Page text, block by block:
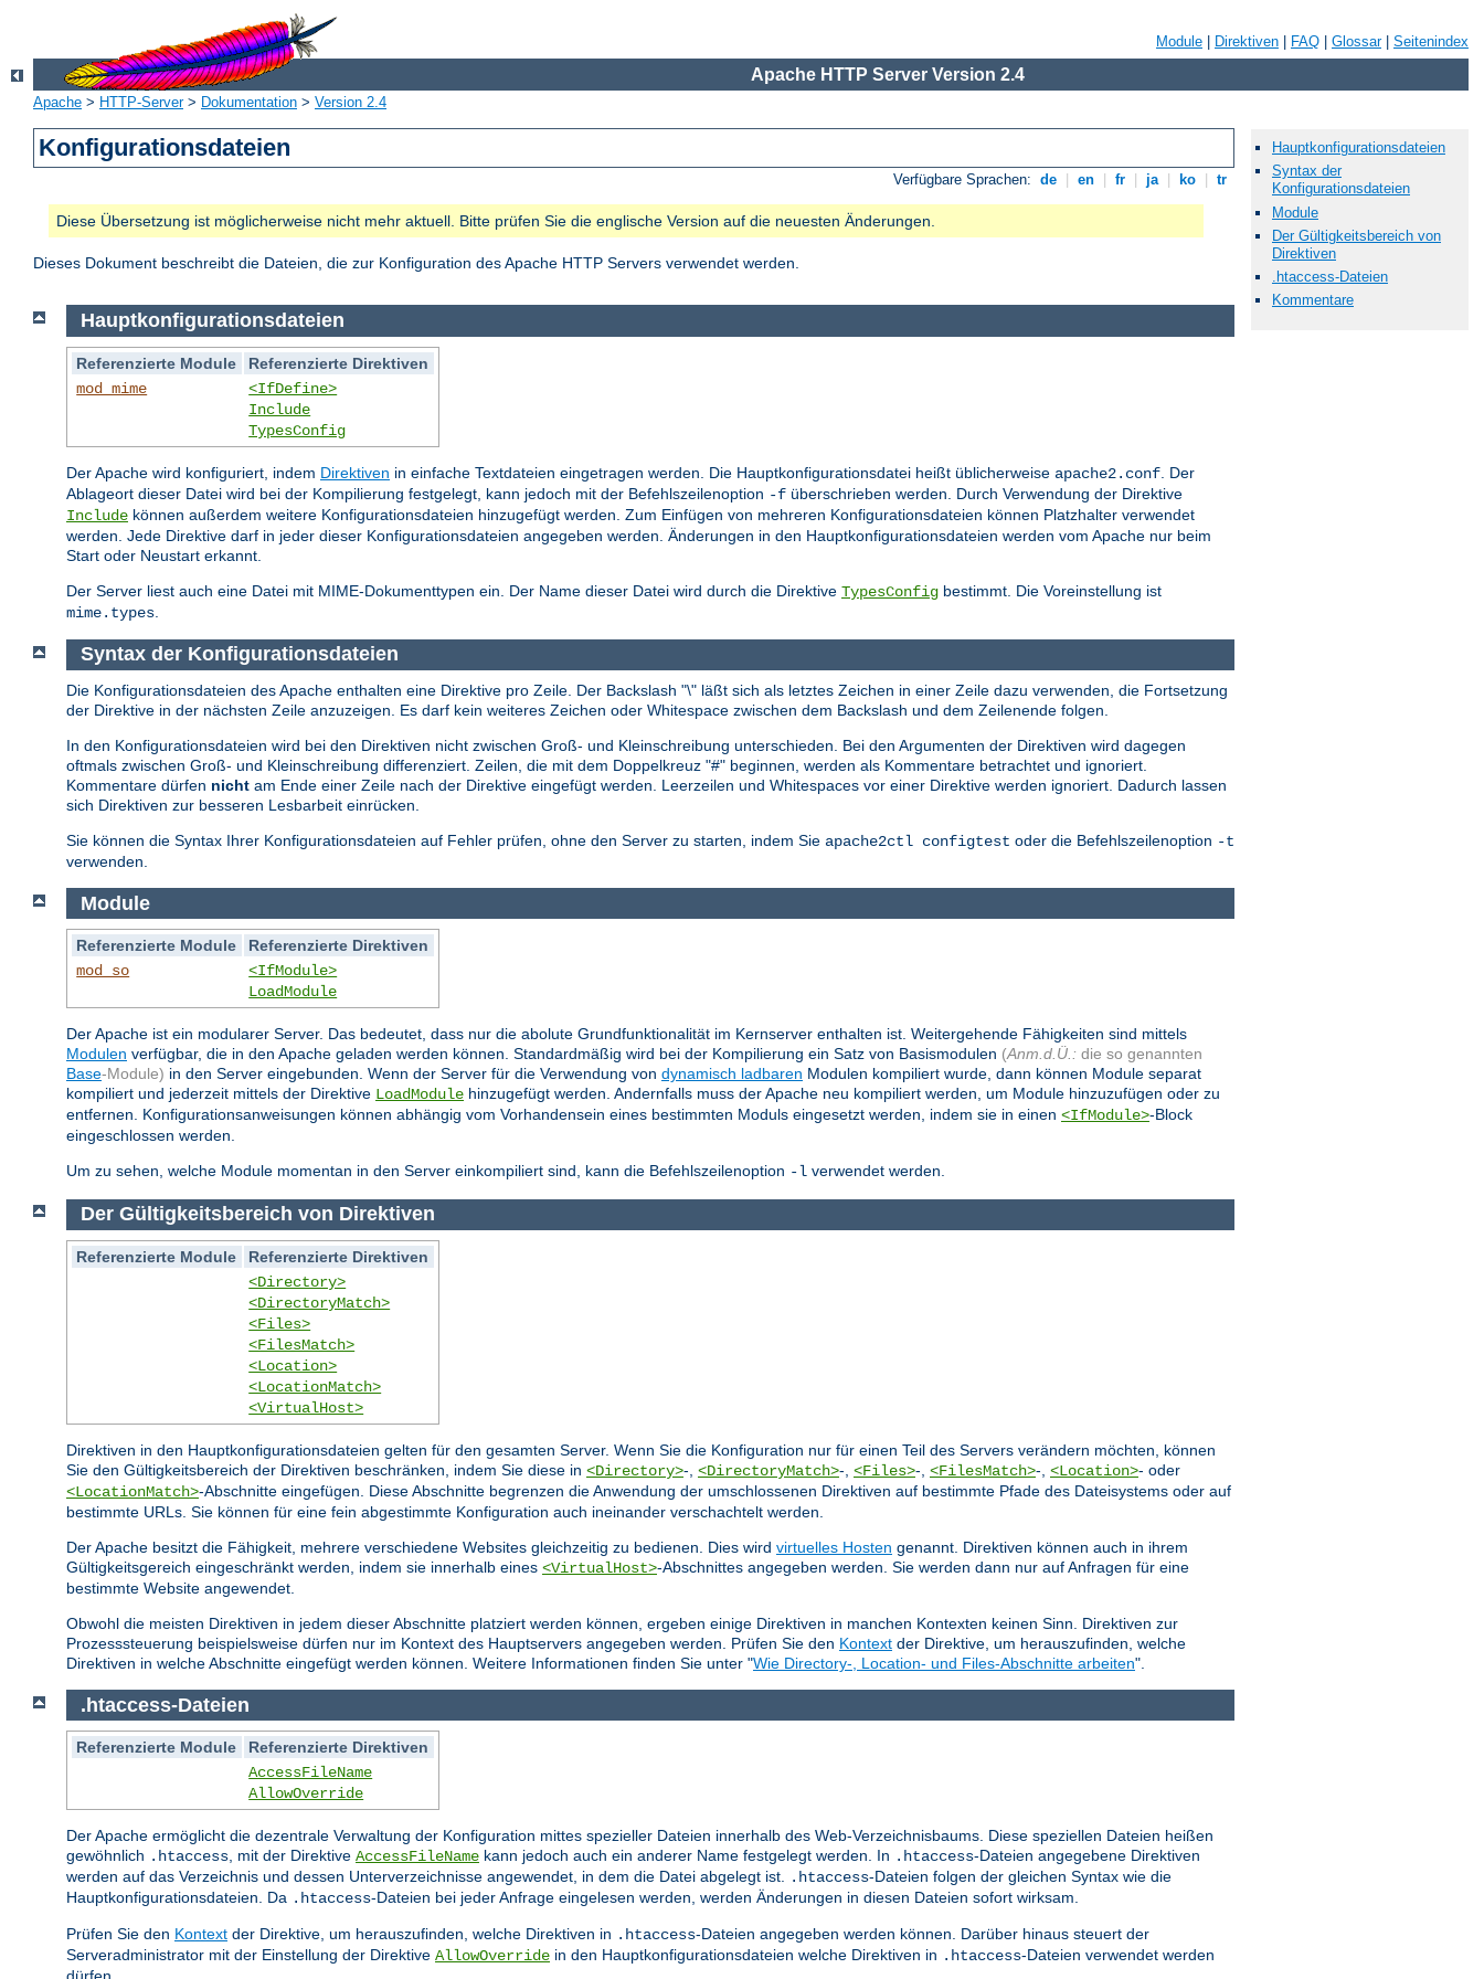
Module Direktiven FAQ Glossar| Seitenindex
Apache HTTP Server Version 2.4
Apache > HTTP-Server> Dokumentation > Version 2.4
Konfigurationsdateien
Verfügbare Sprachen: de en fr ja ko tr
Diese Übersetzung ist möglicherweise nicht mehr aktuell. Bitte prüfen Sie die englische Version auf die neuesten Änderungen.
Dieses Dokument beschreibt die Dateien, die zur Konfiguration des Apache HTTP Servers verwendet werden.
Hauptkonfigurationsdateien
Syntax der
Konfigurationsdateien
Module
Der Gültigkeitsbereich von
Direktiven
.htaccess-Dateien
Kommentare
Hauptkonfigurationsdateien
Referenzierte Module
Referenzierte Direktiven
mod_mime
<IfDefine>
Include
TypesConfig
Der Apache wird konfiguriert, indem Direktiven in einfache Textdateien eingetragen werden. Die Hauptkonfigurationsdatei heißt üblicherweise apache2.conf . Der
Ablageort dieser Datei wird bei der Kompilierung festgelegt, kann jedoch mit der Befehlszeilenoption -f überschrieben werden. Durch Verwendung der Direktive
Include können außerdem weitere Konfigurationsdateien hinzugefügt werden. Zum Einfügen von mehreren Konfigurationsdateien können Platzhalter verwendet
werden. Jede Direktive darf in jeder dieser Konfigurationsdateien angegeben werden. Änderungen in den Hauptkonfigurationsdateien werden vom Apache nur beim
Start oder Neustart erkannt.
Der Server liest auch eine Datei mit MIME-Dokumenttypen ein. Der Name dieser Datei wird durch die Direktive TypesConfig bestimmt. Die Voreinstellung ist
mime.types
Syntax der Konfigurationsdateien
Die Konfigurationsdateien des Apache enthalten eine Direktive pro Zeile. Der Backslash "\" läßt sich als letztes Zeichen in einer Zeile dazu verwenden, die Fortsetzung
der Direktive in der nächsten Zeile anzuzeigen. Es darf kein weiteres Zeichen oder Whitespace zwischen dem Backslash und dem Zeilenende folgen.
In den Konfigurationsdateien wird bei den Direktiven nicht zwischen Groß- und Kleinschreibung unterschieden. Bei den Argumenten der Direktiven wird dagegen
oftmals zwischen Groß- und Kleinschreibung differenziert. Zeilen, die mit dem Doppelkreuz "#" beginnen, werden als Kommentare betrachtet und ignoriert.
Kommentare dürfen nicht am Ende einer Zeile nach der Direktive eingefügt werden. Leerzeilen und Whitespaces vor einer Direktive werden ignoriert. Dadurch lassen
sich Direktiven zur besseren Lesbarbeit einrücken.
Sie können die Syntax Ihrer Konfigurationsdateien auf Fehler prüfen, ohne den Server zu starten, indem Sie apache2ctl configtest oder die Befehlszeilenoption -t
verwenden.
Module
Referenzierte Module
Referenzierte Direktiven
mod_so
<IfModule>
LoadModule
Der Apache ist ein modularer Server. Das bedeutet, dass nur die abolute Grundfunktionalität im Kernserver enthalten ist. Weitergehende Fähigkeiten sind mittels
Modulen verfügbar, die in den Apache geladen werden können. Standardmäßig wird bei der Kompilierung ein Satz von Basismodulen (Anm.d.Ü.: die so genannten
Base-Module) in den Server eingebunden. Wenn der Server für die Verwendung von dynamisch ladbaren Modulen kompiliert wurde, dann können Module separat
kompiliert und jederzeit mittels der Direktive LoadModule hinzugefügt werden. Andernfalls muss der Apache neu kompiliert werden, um Module hinzuzufügen oder zu
entfernen. Konfigurationsanweisungen können abhängig vom Vorhandensein eines bestimmten Moduls eingesetzt werden, indem sie in einen <IfModule>-Block
eingeschlossen werden.
Um zu sehen, welche Module momentan in den Server einkompiliert sind, kann die Befehlszeilenoption -l verwendet werden.
Der Gültigkeitsbereich von Direktiven
Referenzierte Module
Referenzierte Direktiven
<Directory>
<DirectoryMatch>
<Files>
<FilesMatch>
<Location>
<LocationMatch>
<VirtualHost>
Direktiven in den Hauptkonfigurationsdateien gelten für den gesamten Server. Wenn Sie die Konfiguration nur für einen Teil des Servers verändern möchten, können
Sie den Gültigkeitsbereich der Direktiven beschränken, indem Sie diese in <Directory>-, <DirectoryMatch>-, <Files>-, <FilesMatch>-, <Location>- oder
<LocationMatch>-Abschnitte eingefügen. Diese Abschnitte begrenzen die Anwendung der umschlossenen Direktiven auf bestimmte Pfade des Dateisystems oder auf
bestimmte URLs. Sie können für eine fein abgestimmte Konfiguration auch ineinander verschachtelt werden.
Der Apache besitzt die Fähigkeit, mehrere verschiedene Websites gleichzeitig zu bedienen. Dies wird virtuelles Hosten genannt. Direktiven können auch in ihrem
Gültigkeitsgereich eingeschränkt werden, indem sie innerhalb eines <VirtualHost>-Abschnittes angegeben werden. Sie werden dann nur auf Anfragen für eine
bestimmte Website angewendet.
Obwohl die meisten Direktiven in jedem dieser Abschnitte platziert werden können, ergeben einige Direktiven in manchen Kontexten keinen Sinn. Direktiven zur
Prozesssteuerung beispielsweise dürfen nur im Kontext des Hauptservers angegeben werden. Prüfen Sie den Kontext der Direktive, um herauszufinden, welche
Direktiven in welche Abschnitte eingefügt werden können. Weitere Informationen finden Sie unter "Wie Directory-, Location- und Files-Abschnitte arbeiten".
.htaccess-Dateien
Referenzierte Module
Referenzierte Direktiven
AccessFileName
AllowOverride
Der Apache ermöglicht die dezentrale Verwaltung der Konfiguration mittes spezieller Dateien innerhalb des Web-Verzeichnisbaums. Diese speziellen Dateien heißen
gewöhnlich .htaccess, mit der Direktive AccessFileName kann jedoch auch ein anderer Name festgelegt werden. In .htaccess-Dateien angegebene Direktiven
werden auf das Verzeichnis und dessen Unterverzeichnisse angewendet, in dem die Datei abgelegt ist. .htaccess-Dateien folgen der gleichen Syntax wie die
Hauptkonfigurationsdateien. Da .htaccess-Dateien bei jeder Anfrage eingelesen werden, werden Änderungen in diesen Dateien sofort wirksam.
Prüfen Sie den Kontext der Direktive, um herauszufinden, welche Direktiven in .htaccess-Dateien angegeben werden können. Darüber hinaus steuert der
Serveradministrator mit der Einstellung der Direktive AllowOverride in den Hauptkonfigurationsdateien welche Direktiven in .htaccess-Dateien verwendet werden